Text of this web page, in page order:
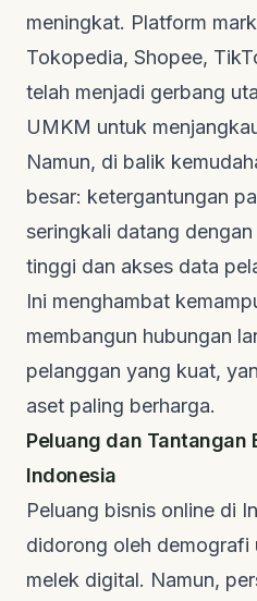
meningkat. Platform
Tokopedia, Shopee,
telah menjadi gerbang
UMKM untuk
Namun, di balik
besar: ketergantungan
seringkali datang
tinggi dan akses data
Ini menghambat
membangun hubungan
pelanggan yang kuat,
aset paling berharga.
Peluang dan Tantangan
Indonesia
Peluang bisnis online di
didorong oleh
melek digital. Namun,